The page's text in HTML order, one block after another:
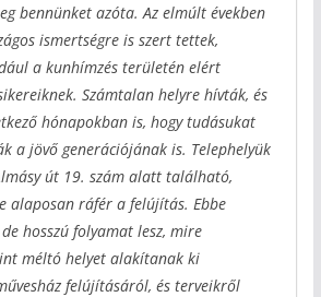
bennünket azóta. Az elmúlt években
ismertségre is szert tettek,
a kunhímzés területén elért
Számtalan helyre hívták, és
hónapokban is, hogy tudásukat
a jövő generációjának is. Telephelyük
út 19. szám alatt található,
alaposan ráfér a felújítás. Ebbe
hosszú folyamat lesz, mire
méltó helyet alakítanak ki
felújításáról, és terveikről